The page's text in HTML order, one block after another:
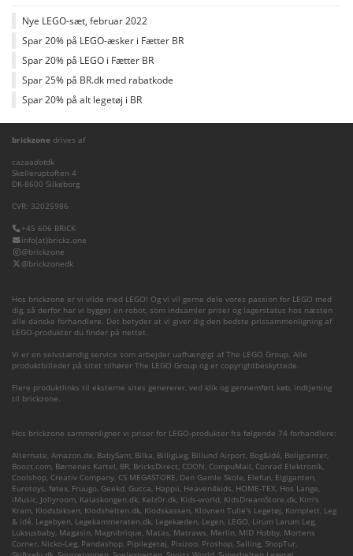
Nye LEGO-sæt, februar 2022
Spar 20% på LEGO-æsker i Fætter BR
Spar 20% på LEGO i Fætter BR
Spar 25% på BR.dk med rabatkode
Spar 20% på alt legetøj i BR
brickzone drives af
cazaadotdk
Skelleruptoften 4
DK-8600 Silkeborg
CVR: 32025986
+45 606 BRICK
info(at)brickz.one
@brickzone
@brickzonedk
Hos brickzone er vi vilde med LEGO! Og vi vil gerne dele vores passion for LEGO med
dig, så derfor har vi bygget en robot, som indsamler priser og lagerstatus hos næsten
alle danske forhandlere. Det betyder at vi giver dig den bedste prissammenligning af
LEGO-produkter du finder på nettet.
Vi er en selvstændig service som arbejder uafhængigt af The LEGO Group. Alle
produktbilleder på sitet tilhører The LEGO Group og er copyrightbeskyttede.
Flere produktlinks til eksterne sites genererer, ved klik og gennemført køb, indtjening
til brickzone.
Hos brickzone sammenligner vi priser for LEGO-produkter fra følgende 74 forhandlere:
Alternate, Amazon.de, BabySam, Bilka, BilligLeg, Billund Airport, Bog&idé, Boligcenter,
Boozt.com, Børnenes Kartel, BR, BricksDirect, CDON, CompuMail, Conrad Elektronik,
Coolshop, Creativ Company, CS MEGASTORE, Den Gamle Skole, Elefun, Elgiganten,
Eurotoys, føtex, Fruugo, Geekd, Gucca, Happii, Heaven4kids, HOME-TEX, Hos Lange,
iMusic, Jollyroom, Kalaskongen.dk, Kelz0r.dk, Kids-world, KidsDreamStore.dk, Kim's
Kram, Klodsbiksen, Klodshelten.dk, Klodskassen, Klovnen Tulle's Legetøj, Komplett, Leg
& idé, Legebyen, Legekammeraten.dk, Legekæden, Legen, LEGO, Lirum Larum Leg,
Luksusbaby, Magasin, Magnibrique, Matas, Matraws, Merlin, MID Hobby, Mortens
Corner, Nicko-Leg, Pandashop, Pipilegetøj, Pixizoo, Proshop, Salling, ShopTur,